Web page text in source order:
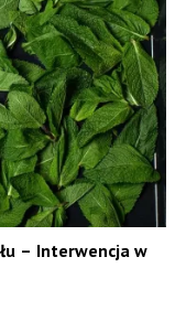
– Interwencja w